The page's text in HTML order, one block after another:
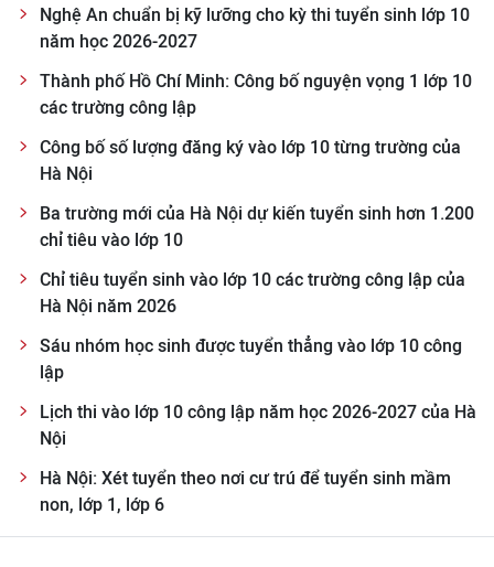
Nghệ An chuẩn bị kỹ lưỡng cho kỳ thi tuyển sinh lớp 10
năm học 2026-2027
Thành phố Hồ Chí Minh: Công bố nguyện vọng 1 lớp 10
các trường công lập
Công bố số lượng đăng ký vào lớp 10 từng trường của
Hà Nội
Ba trường mới của Hà Nội dự kiến tuyển sinh hơn 1.200
chỉ tiêu vào lớp 10
Chỉ tiêu tuyển sinh vào lớp 10 các trường công lập của
Hà Nội năm 2026
Sáu nhóm học sinh được tuyển thẳng vào lớp 10 công
lập
Lịch thi vào lớp 10 công lập năm học 2026-2027 của Hà
Nội
Hà Nội: Xét tuyển theo nơi cư trú để tuyển sinh mầm
non, lớp 1, lớp 6